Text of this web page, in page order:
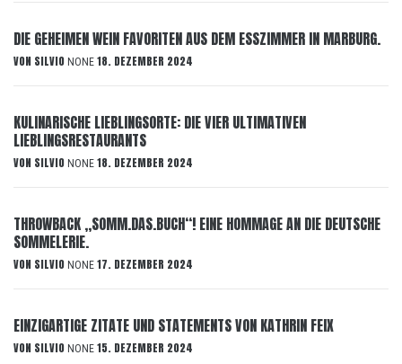
DIE GEHEIMEN WEIN FAVORITEN AUS DEM ESSZIMMER IN MARBURG.
VON SILVIO NONE 18. DEZEMBER 2024
KULINARISCHE LIEBLINGSORTE: DIE VIER ULTIMATIVEN
LIEBLINGSRESTAURANTS
VON SILVIO NONE 18. DEZEMBER 2024
THROWBACK „SOMM.DAS.BUCH“! EINE HOMMAGE AN DIE DEUTSCHE
SOMMELERIE.
VON SILVIO NONE 17. DEZEMBER 2024
EINZIGARTIGE ZITATE UND STATEMENTS VON KATHRIN FEIX
VON SILVIO NONE 15. DEZEMBER 2024